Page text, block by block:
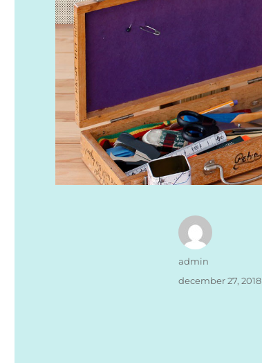
Författare
admin
Publicerat
december 27, 2018